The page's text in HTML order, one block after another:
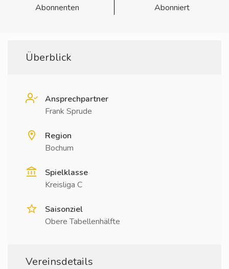
Abonnenten
Abonniert
Überblick
Ansprechpartner
Frank Sprude
Region
Bochum
Spielklasse
Kreisliga C
Saisonziel
Obere Tabellenhälfte
Vereinsdetails